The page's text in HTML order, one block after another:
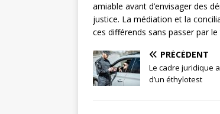
amiable avant d’envisager des
justice. La médiation et la
ces différends sans passer par le
PRÉCÉDENT
Le cadre juridique
d’un éthylotest